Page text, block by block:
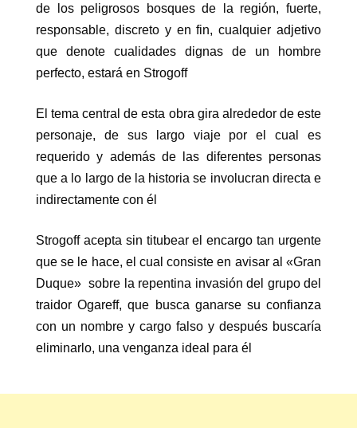
de los peligrosos bosques de la región, fuerte,
responsable, discreto y en fin, cualquier adjetivo
que denote cualidades dignas de un hombre
perfecto, estará en Strogoff
El tema central de esta obra gira alrededor de este
personaje, de sus largo viaje por el cual es
requerido y además de las diferentes personas
que a lo largo de la historia se involucran directa e
indirectamente con él
Strogoff acepta sin titubear el encargo tan urgente
que se le hace, el cual consiste en avisar al «Gran
Duque» sobre la repentina invasión del grupo del
traidor Ogareff, que busca ganarse su confianza
con un nombre y cargo falso y después buscaría
eliminarlo, una venganza ideal para él